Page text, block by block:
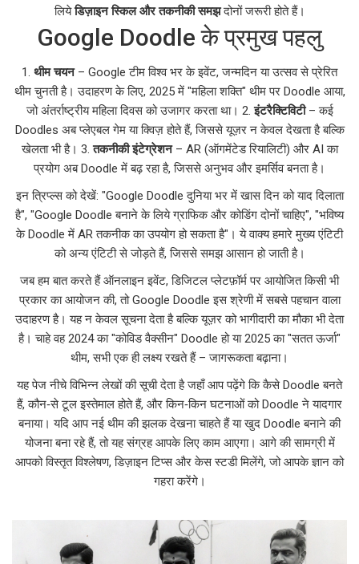
लियेडिज़ाइन स्किल और तकनीकी समझदोनों जरूरी होते हैं।
Google Doodle के प्रमुख पहलु
1. थीम चयन– Google टीम विश्व भर के इवेंट, जन्मदिन या उत्सव से प्रेरित
थीम चुनती है। उदाहरण के लिए, 2025 में "महिला शक्ति" थीम पर Doodle आया,
जो अंतर्राष्ट्रीय महिला दिवस को उजागर करता था। 2.इंटरैक्टिविटी– कई
Doodles अब प्लेएबल गेम या क्विज़ होते हैं, जिससे यूज़र न केवल देखता है बल्कि
खेलता भी है। 3.तकनीकी इंटेग्रेशन– AR (ऑगमेंटेड रियालिटी) और AI का
प्रयोग अब Doodle में बढ़ रहा है, जिससे अनुभव और इमर्सिव बनता है।
इन त्रिप्ल्स को देखें: "Google Doodle दुनिया भर में खास दिन को याद दिलाता
है", "Google Doodle बनाने के लिये ग्राफिक और कोडिंग दोनों चाहिए", "भविष्य
के Doodle में AR तकनीक का उपयोग हो सकता है"। ये वाक्य हमारे मुख्य एंटिटी
को अन्य एंटिटी से जोड़ते हैं, जिससे समझ आसान हो जाती है।
जब हम बात करते हैंऑनलाइन इवेंट,डिजिटल प्लेटफ़ॉर्म पर आयोजित किसी भी
प्रकार का आयोजनकी, तो Google Doodle इस श्रेणी में सबसे पहचान वाला
उदाहरण है। यह न केवल सूचना देता है बल्कि यूज़र को भागीदारी का मौका भी देता
है। चाहे वह 2024 का "कोविड वैक्सीन" Doodle हो या 2025 का "सतत ऊर्जा"
थीम, सभी एक ही लक्ष्य रखते हैं – जागरूकता बढ़ाना।
यह पेज नीचे विभिन्न लेखों की सूची देता है जहाँ आप पढ़ेंगे कि कैसे Doodle बनते
हैं, कौन‑से टूल इस्तेमाल होते हैं, और किन‑किन घटनाओं को Doodle ने यादगार
बनाया। यदि आप नई थीम की झलक देखना चाहते हैं या खुद Doodle बनाने की
योजना बना रहे हैं, तो यह संग्रह आपके लिए काम आएगा। आगे की सामग्री में
आपको विस्तृत विश्लेषण, डिज़ाइन टिप्स और केस स्टडी मिलेंगे, जो आपके ज्ञान को
गहरा करेंगे।